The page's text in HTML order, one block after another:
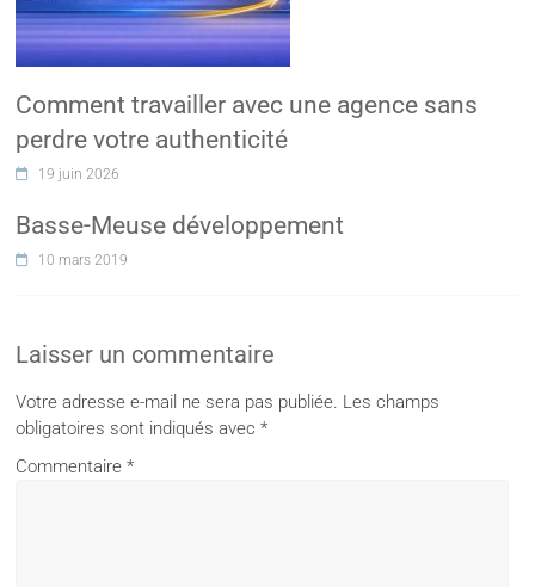
Comment travailler avec une agence sans
perdre votre authenticité
19 juin 2026
Basse-Meuse développement
10 mars 2019
Laisser un commentaire
Votre adresse e-mail ne sera pas publiée. Les champs
obligatoires sont indiqués avec*
Commentaire*